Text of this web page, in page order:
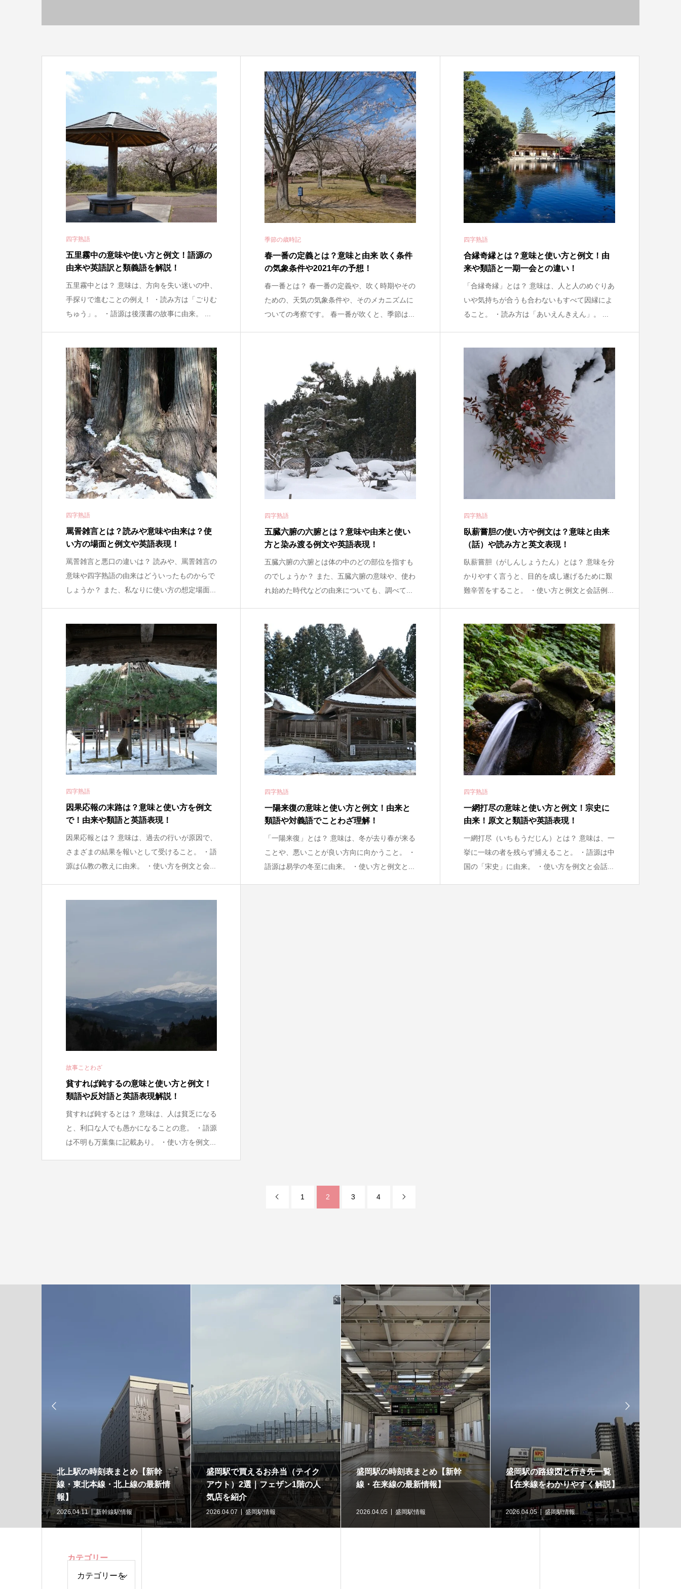
四字熟語
五里霧中の意味や使い方と例文！語源の
由来や英語訳と類義語を解説！
五里霧中とは？ 意味は、方向を失い迷いの中、
手探りで進むことの例え！ ・読み方は「ごりむ
ちゅう」。 ・語源は後漢書の故事に由来。 ...
季節の歳時記
春一番の定義とは？意味と由来 吹く条件
の気象条件や2021年の予想！
春一番とは？ 春一番の定義や、吹く時期やその
ための、天気の気象条件や、そのメカニズムに
ついての考察です。 春一番が吹くと、季節は...
四字熟語
合縁奇縁とは？意味と使い方と例文！由
来や類語と一期一会との違い！
「合縁奇縁」とは？ 意味は、人と人のめぐりあ
いや気持ちが合うも合わないもすべて因縁によ
ること。 ・読み方は「あいえんきえん」。 ...
四字熟語
罵詈雑言とは？読みや意味や由来は？使
い方の場面と例文や英語表現！
罵詈雑言と悪口の違いは？ 読みや、罵詈雑言の
意味や四字熟語の由来はどういったものからで
しょうか？ また、私なりに使い方の想定場面...
四字熟語
五臓六腑の六腑とは？意味や由来と使い
方と染み渡る例文や英語表現！
五臓六腑の六腑とは体の中のどの部位を指すも
のでしょうか？ また、五臓六腑の意味や、使わ
れ始めた時代などの由来についても、調べて...
四字熟語
臥薪嘗胆の使い方や例文は？意味と由来
（話）や読み方と英文表現！
臥薪嘗胆（がしんしょうたん）とは？ 意味を分
かりやすく言うと、目的を成し遂げるために艱
難辛苦をすること。 ・使い方と例文と会話例...
四字熟語
因果応報の末路は？意味と使い方を例文
で！由来や類語と英語表現！
因果応報とは？ 意味は、過去の行いが原因で、
さまざまの結果を報いとして受けること。 ・語
源は仏教の教えに由来。 ・使い方を例文と会...
四字熟語
一陽来復の意味と使い方と例文！由来と
類語や対義語でことわざ理解！
「一陽来復」とは？ 意味は、冬が去り春が来る
ことや、悪いことが良い方向に向かうこと。 ・
語源は易学の冬至に由来。 ・使い方と例文と...
四字熟語
一網打尽の意味と使い方と例文！宗史に
由来！原文と類語や英語表現！
一網打尽（いちもうだじん）とは？ 意味は、一
挙に一味の者を残らず捕えること。 ・語源は中
国の「宋史」に由来。 ・使い方を例文と会話...
故事ことわざ
貧すれば鈍するの意味と使い方と例文！
類語や反対語と英語表現解説！
貧すれば鈍するとは？ 意味は、人は貧乏になる
と、利口な人でも愚かになることの意。 ・語源
は不明も万葉集に記載あり。 ・使い方を例文...
 1 2 3 4 

北上駅の時刻表まとめ【新幹
線・東北本線・北上線の最新情
報】
2026.04.11 新幹線駅情報
盛岡駅で買えるお弁当（テイク
アウト）2選｜フェザン1階の人
気店を紹介
2026.04.07 盛岡駅情報
盛岡駅の時刻表まとめ【新幹
線・在来線の最新情報】
2026.04.05 盛岡駅情報
盛岡駅の路線図と行き先一覧
【在来線をわかりやすく解説】
2026.04.05 盛岡駅情報

カテゴリー